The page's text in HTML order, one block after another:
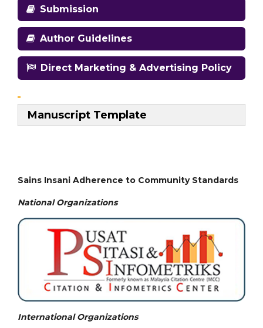
Submission
Author Guidelines
Direct Marketing & Advertising Policy
Manuscript Template
Sains Insani Adherence to Community Standards
National Organizations
International Organizations